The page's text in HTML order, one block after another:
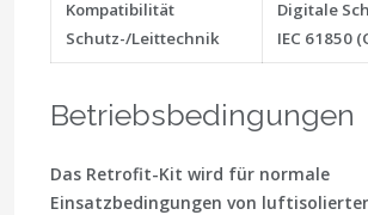
Kompatibilität
Schutz-/Leittechnik
Digitale
IEC 61850
Betriebsbedingungen
Das Retrofit-Kit wird für normale
Einsatzbedingungen von